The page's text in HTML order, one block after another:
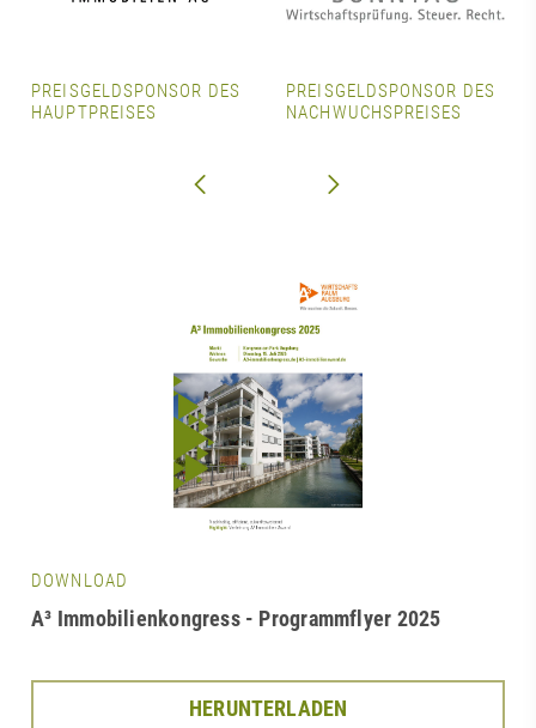
PREISGELDSPONSOR DES
HAUPTPREISES
PREISGELDSPONSOR DES
NACHWUCHSPREISES
DOWNLOAD
A³ Immobilienkongress - Programmflyer 2025
HERUNTERLADEN